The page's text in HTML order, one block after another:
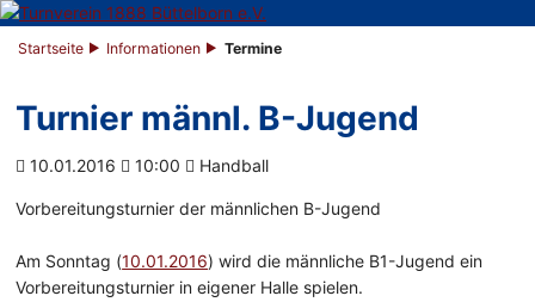
Startseite Informationen Termine
Turnier männl. B-Jugend
10.01.2016 10:00 Handball
Vorbereitungsturnier der männlichen B-Jugend
Am Sonntag (10.01.2016) wird die männliche B1-Jugend ein
Vorbereitungsturnier in eigener Halle spielen.